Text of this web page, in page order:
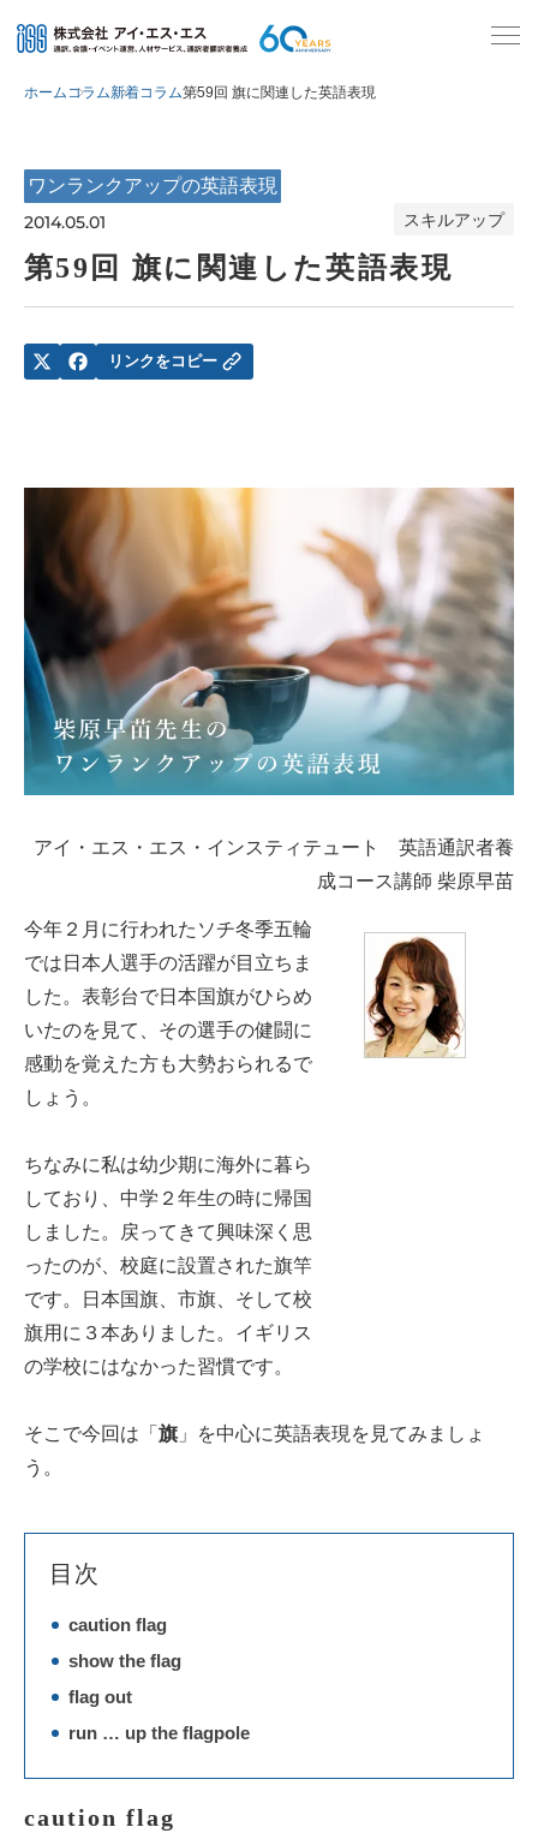
ホームコラム新着コラム第59回 旗に関連した英語表現
ワンランクアップの英語表現
2014.05.01 スキルアップ
第59回 旗に関連した英語表現
リンクをコピー
アイ・エス・エス・インスティテュート 英語通訳者養
成コース講師 柴原早苗
今年２月に行われたソチ冬季五輪
では日本人選手の活躍が目立ちま
した。表彰台で日本国旗がひらめ
いたのを見て、その選手の健闘に
感動を覚えた方も大勢おられるで
しょう。
ちなみに私は幼少期に海外に暮ら
しており、中学２年生の時に帰国
しました。戻ってきて興味深く思
ったのが、校庭に設置された旗竿
です。日本国旗、市旗、そして校
旗用に３本ありました。イギリス
の学校にはなかった習慣です。
そこで今回は「 旗 」を中心に英語表現を見てみましょ
う。
目次
caution flag
show the flag
flag out
run … up the flagpole
caution flag